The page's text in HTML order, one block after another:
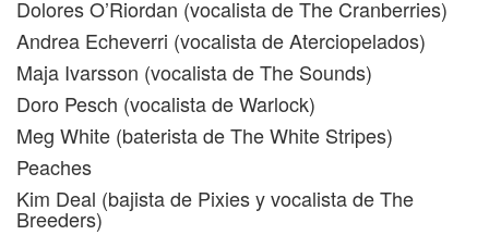
Dolores O’Riordan (vocalista de The Cranberries)
Andrea Echeverri (vocalista de Aterciopelados)
Maja Ivarsson (vocalista de The Sounds)
Doro Pesch (vocalista de Warlock)
Meg White (baterista de The White Stripes)
Peaches
Kim Deal (bajista de Pixies y vocalista de The
Breeders)